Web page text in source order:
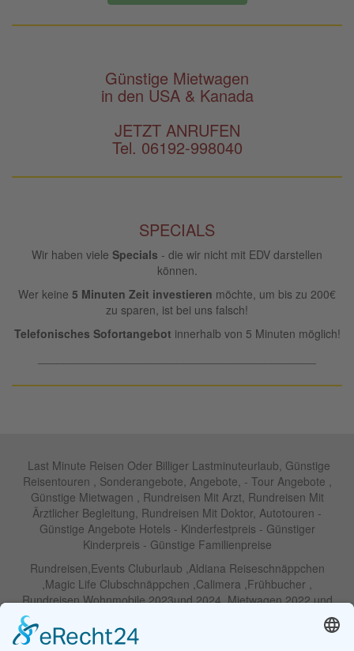
Günstige Mietwagen
in den USA & Kanada
JETZT ANRUFEN
Tel. 06192-998040
SPECIALS
Wir haben viele Specials - die wir nicht mit EDV darstellen
können.
Wer keine 5 Minuten Zeit investieren möchte, um bis zu 200€
zu sparen, ist bei uns falsch!
Telefonisches Sofortangebot innerhalb von 5 Minuten möglich!
Last Minute Reisen Oder Billiger Lastminuteurlaub, Günstige
Reisentouren , Sonderangebote, Angebote, - Tour Angebote ,
Günstige Mietwagen , Rundreisen Mit Arzt, Rundreisen Mit
Ärztlicher Begleitung, Rundreisen Mit Doktor, Autotouren -
Günstige Angebote Hotels - Kinderfestpreis - Günstiger
Kinderpreis - Günstige Familienpreise
Rundreisen,Events Cluburlaub ,Aldiana Reiseschnäppchen
,Magic Life Clubschnäppchen ,Calimera ,Frühbucher ,
Rundreisen Wohnmobile 2023und 2024 ,Mietwagen 2022 und
Weihnachtreisen 2022 und 2023 , Silvesterreisen 2022 und 2032,
Namibia, Wohnmobile , Billige Angebote, Touren,Angebote Für